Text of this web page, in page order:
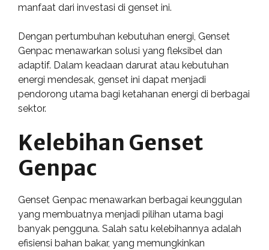
manfaat dari investasi di genset ini.
Dengan pertumbuhan kebutuhan energi, Genset
Genpac menawarkan solusi yang fleksibel dan
adaptif. Dalam keadaan darurat atau kebutuhan
energi mendesak, genset ini dapat menjadi
pendorong utama bagi ketahanan energi di berbagai
sektor.
Kelebihan Genset
Genpac
Genset Genpac menawarkan berbagai keunggulan
yang membuatnya menjadi pilihan utama bagi
banyak pengguna. Salah satu kelebihannya adalah
efisiensi bahan bakar, yang memungkinkan